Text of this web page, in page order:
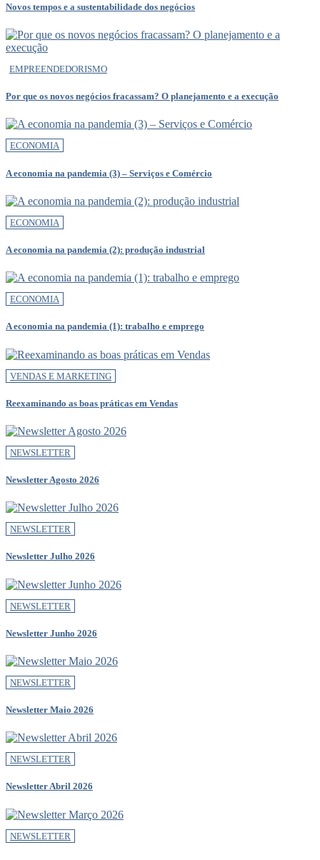
Novos tempos e a sustentabilidade dos negócios
EMPREENDEDORISMO
Por que os novos negócios fracassam? O planejamento e a execução
ECONOMIA
A economia na pandemia (3) – Serviços e Comércio
ECONOMIA
A economia na pandemia (2): produção industrial
ECONOMIA
A economia na pandemia (1): trabalho e emprego
VENDAS E MARKETING
Reexaminando as boas práticas em Vendas
NEWSLETTER
Newsletter Agosto 2026
NEWSLETTER
Newsletter Julho 2026
NEWSLETTER
Newsletter Junho 2026
NEWSLETTER
Newsletter Maio 2026
NEWSLETTER
Newsletter Abril 2026
NEWSLETTER